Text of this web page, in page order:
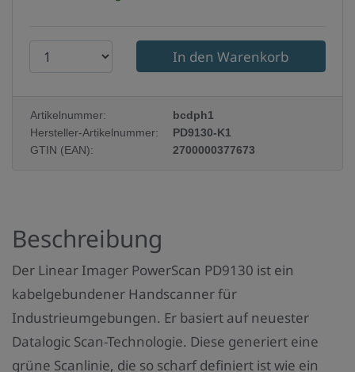
r
d
u
n
z
a
h
l
:
Artikelnummer:
bcdph1
Hersteller-Artikelnummer:
PD9130-K1
GTIN (EAN):
2700000377673
Beschreibung
Der Linear Imager PowerScan PD9130 ist ein
kabelgebundener Handscanner für
Industrieumgebungen. Er basiert auf neuester
Datalogic Scan-Technologie. Diese generiert eine
grüne Scanlinie, die so scharf definiert ist wie ein